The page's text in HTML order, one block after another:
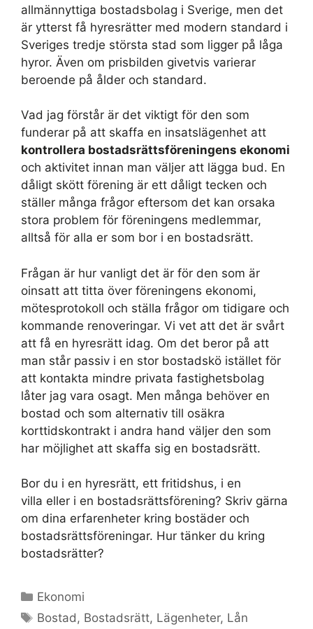
allmännyttiga bostadsbolag i Sverige, men det
är ytterst få hyresrätter med modern standard i
Sveriges tredje största stad som ligger på låga
hyror. Även om prisbilden givetvis varierar
beroende på ålder och standard.
Vad jag förstår är det viktigt för den som
funderar på att skaffa en insatslägenhet att
kontrollera bostadsrättsföreningens ekonomi
och aktivitet innan man väljer att lägga bud. En
dåligt skött förening är ett dåligt tecken och
ställer många frågor eftersom det kan orsaka
stora problem för föreningens medlemmar,
alltså för alla er som bor i en bostadsrätt.
Frågan är hur vanligt det är för den som är
oinsatt att titta över föreningens ekonomi,
mötesprotokoll och ställa frågor om tidigare och
kommande renoveringar. Vi vet att det är svårt
att få en hyresrätt idag. Om det beror på att
man står passiv i en stor bostadskö istället för
att kontakta mindre privata fastighetsbolag
låter jag vara osagt. Men många behöver en
bostad och som alternativ till osäkra
korttidskontrakt i andra hand väljer den som
har möjlighet att skaffa sig en bostadsrätt.
Bor du i en hyresrätt, ett fritidshus, i en
villa eller i en bostadsrättsförening? Skriv gärna
om dina erfarenheter kring bostäder och
bostadsrättsföreningar. Hur tänker du kring
bostadsrätter?
Kategorier
Ekonomi
Etiketter
Bostad, Bostadsrätt, Lägenheter, Lån